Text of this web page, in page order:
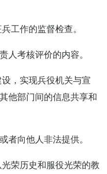
工作的监督检查。
考核评价的内容。
，实现兵役机关与宣
他部门间的信息共享和
向他人非法提供。
荣历史和服役光荣的教